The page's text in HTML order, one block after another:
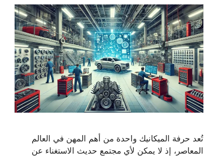
تُعد حرفة الميكانيك واحدة من أهم المهن في العالم
المعاصر، إذ لا يمكن لأي مجتمع حديث الاستغناء عن